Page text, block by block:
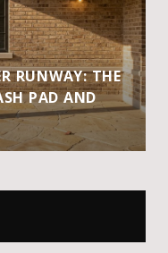
RUNWAY: THE
PAD AND